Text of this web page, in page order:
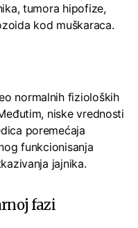
tumora hipofize,
kod muškaraca.
normalnih fizioloških
niske vrednosti
poremećaja
funkcionisanja
jajnika.
fazi